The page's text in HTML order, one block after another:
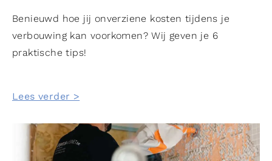
Benieuwd hoe jij onverziene kosten tijdens je
verbouwing kan voorkomen? Wij geven je 6
praktische tips!
Lees verder >